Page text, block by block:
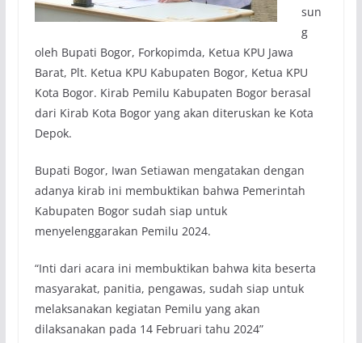
sun
g
oleh Bupati Bogor, Forkopimda, Ketua KPU Jawa
Barat, Plt. Ketua KPU Kabupaten Bogor, Ketua KPU
Kota Bogor. Kirab Pemilu Kabupaten Bogor berasal
dari Kirab Kota Bogor yang akan diteruskan ke Kota
Depok.
Bupati Bogor, Iwan Setiawan mengatakan dengan
adanya kirab ini membuktikan bahwa Pemerintah
Kabupaten Bogor sudah siap untuk
menyelenggarakan Pemilu 2024.
“Inti dari acara ini membuktikan bahwa kita beserta
masyarakat, panitia, pengawas, sudah siap untuk
melaksanakan kegiatan Pemilu yang akan
dilaksanakan pada 14 Februari tahu 2024”